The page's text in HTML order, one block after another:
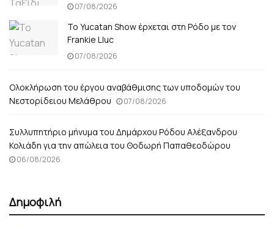
07/08/2026
Το Yucatan Show έρχεται στη Ρόδο με τον
Frankie Lluc
07/08/2026
Ολοκλήρωση του έργου αναβάθμισης των υποδομών του
Νεστορίδειου Μελάθρου
07/08/2026
Συλλυπητήριο μήνυμα του Δημάρχου Ρόδου Αλέξανδρου
Κολιάδη για την απώλεια του Θοδωρή Παπαθεοδώρου
06/08/2026
Δημοφιλή